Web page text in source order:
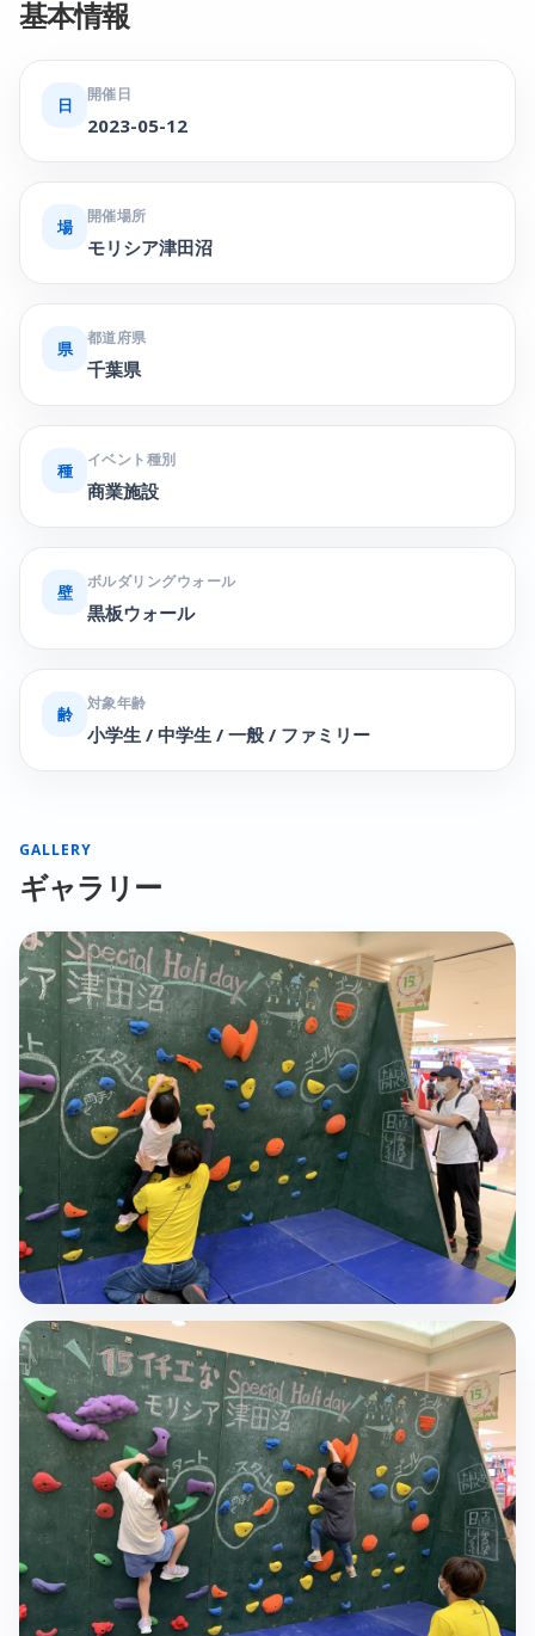
基本情報
日
開催日
2023-05-12
場
開催場所
モリシア津田沼
県
都道府県
千葉県
種
イベント種別
商業施設
壁
ボルダリングウォール
黒板ウォール
齢
対象年齢
小学生 / 中学生 / 一般 / ファミリー
GALLERY
ギャラリー